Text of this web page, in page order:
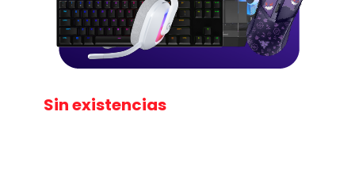
Sin existencias